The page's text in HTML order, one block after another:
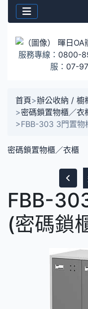
服務專線： 0800-
服： 07-
首頁>辦公收納 / 櫥
>密碼鎖置物櫃／衣
>FBB-303 3門置物
密碼鎖置物櫃／衣櫃
FBB-
(密碼鎖